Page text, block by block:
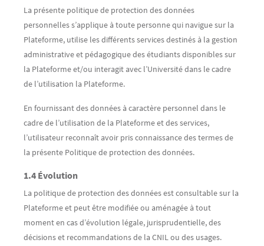
La présente politique de protection des données
personnelles s’applique à toute personne qui navigue sur la
Plateforme, utilise les différents services destinés à la gestion
administrative et pédagogique des étudiants disponibles sur
la Plateforme et/ou interagit avec l’Université dans le cadre
de l’utilisation la Plateforme.
En fournissant des données à caractère personnel dans le
cadre de l’utilisation de la Plateforme et des services,
l’utilisateur reconnaît avoir pris connaissance des termes de
la présente Politique de protection des données.
1.4 Évolution
La politique de protection des données est consultable sur la
Plateforme et peut être modifiée ou aménagée à tout
moment en cas d’évolution légale, jurisprudentielle, des
décisions et recommandations de la CNIL ou des usages.